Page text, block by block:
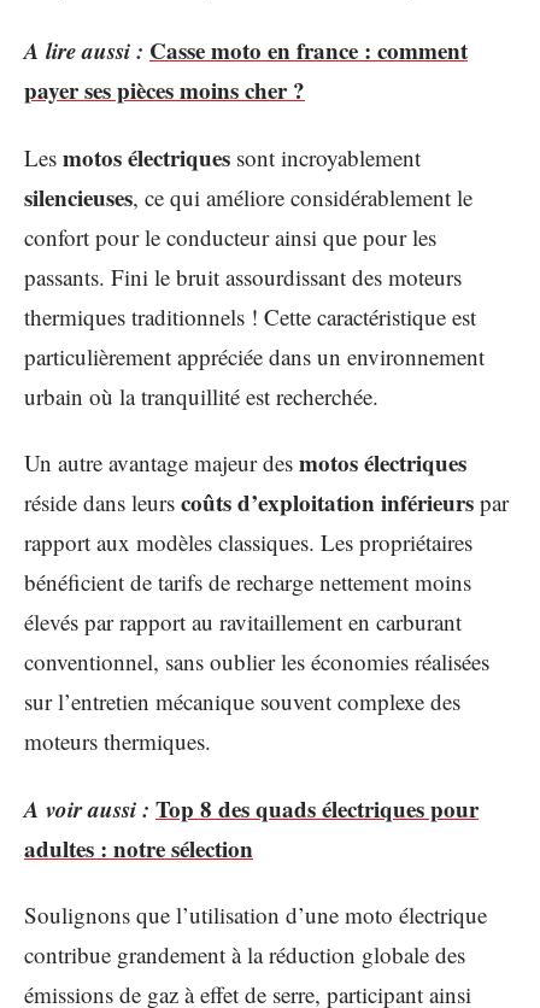
A lire aussi : Casse moto en france : comment
payer ses pièces moins cher ?
Les motos électriques sont incroyablement
silencieuses, ce qui améliore considérablement le
confort pour le conducteur ainsi que pour les
passants. Fini le bruit assourdissant des moteurs
thermiques traditionnels ! Cette caractéristique est
particulièrement appréciée dans un environnement
urbain où la tranquillité est recherchée.
Un autre avantage majeur des motos électriques
réside dans leurs coûts d’exploitation inférieurs par
rapport aux modèles classiques. Les propriétaires
bénéficient de tarifs de recharge nettement moins
élevés par rapport au ravitaillement en carburant
conventionnel, sans oublier les économies réalisées
sur l’entretien mécanique souvent complexe des
moteurs thermiques.
A voir aussi : Top 8 des quads électriques pour
adultes : notre sélection
Soulignons que l’utilisation d’une moto électrique
contribue grandement à la réduction globale des
émissions de gaz à effet de serre, participant ainsi